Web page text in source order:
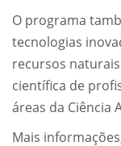
O programa
tecnologias
recursos
científica de
áreas da Ciência
Mais